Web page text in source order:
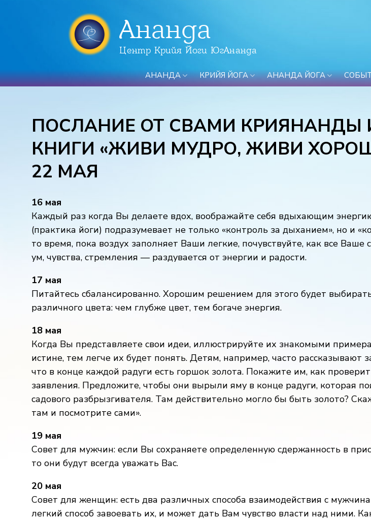
Ананда
Центр Крийя Йоги ЮгАнанда
АНАНДА КРИЙЯ ЙОГА АНАНДА ЙОГА
ПОСЛАНИЕ ОТ СВАМИ КРИЯНАНДЫ
КНИГИ «ЖИВИ МУДРО, ЖИВИ
22 МАЯ
16 мая
Каждый раз когда Вы делаете вдох, воображайте себя вдыхающим
(практика йоги) подразумевает не только «контроль за дыханием», но и
то время, пока воздух заполняет Ваши легкие, почувствуйте, как все Ваше
ум, чувства, стремления — раздувается от энергии и радости.
17 мая
Питайтесь сбалансированно. Хорошим решением для этого будет
различного цвета: чем глубже цвет, тем богаче энергия.
18 мая
Когда Вы представляете свои идеи, иллюстрируйте их знакомыми
истине, тем легче их будет понять. Детям, например, часто рассказывают
что в конце каждой радуги есть горшок золота. Покажите им, как
заявления. Предложите, чтобы они вырыли яму в конце радуги, которая
садового разбрызгивателя. Там действительно могло бы быть золото?
там и посмотрите сами».
19 мая
Совет для мужчин: если Вы сохраняете определенную сдержанность в
то они будут всегда уважать Вас.
20 мая
Совет для женщин: есть два различных способа взаимодействия с
легкий способ завоевать их, и может дать Вам чувство власти над ними.